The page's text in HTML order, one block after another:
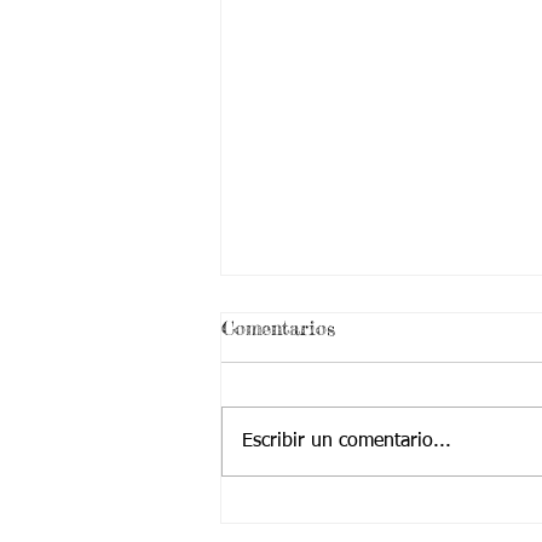
Comentarios
Escribir un comentario...